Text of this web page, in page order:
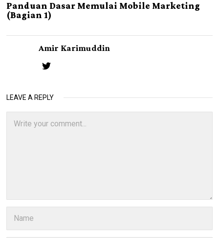
Panduan Dasar Memulai Mobile Marketing
(Bagian 1)
Amir Karimuddin
LEAVE A REPLY